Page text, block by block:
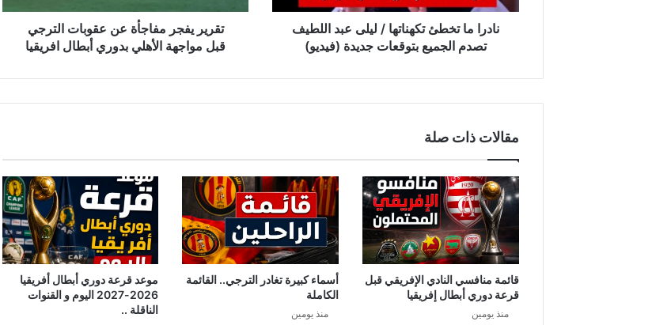
تصدم
الجميع
بتوقعات
(فيديو)
نادرا ما تخطئ تكهناتها / ليلى عبد اللطيف
تصدم الجميع بتوقعات جديدة (فيديو)
الأهلي
بدوري
أبطال
تقرير يفجر مفاجأة عن عقوبات الترجي
قبل مواجهة الأهلي بدوري أبطال افريقيا
مقالات ذات صلة
قائمة منافسي النادي الإفريقي قبل
قرعة دوري أبطال إفريقيا
منذ يومين
أسماء كبيرة تغادر الترجي.. القائمة
الكاملة
منذ يومين
موعد قرعة دوري أبطال أفريقيا
2026-2027 اليوم و القنوات
الناقلة ..